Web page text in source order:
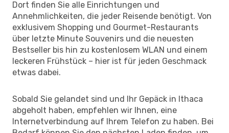
Dort finden Sie alle Einrichtungen und
Annehmlichkeiten, die jeder Reisende benötigt. Von
exklusivem Shopping und Gourmet-Restaurants
über letzte Minute Souvenirs und die neuesten
Bestseller bis hin zu kostenlosem WLAN und einem
leckeren Frühstück – hier ist für jeden Geschmack
etwas dabei.
Sobald Sie gelandet sind und Ihr Gepäck in Ithaca
abgeholt haben, empfehlen wir Ihnen, eine
Internetverbindung auf Ihrem Telefon zu haben. Bei